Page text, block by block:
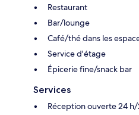
Restaurant
Bar/lounge
Café/thé dans les
Service d'étage
Épicerie fine/snack bar
Services
Réception ouverte 24